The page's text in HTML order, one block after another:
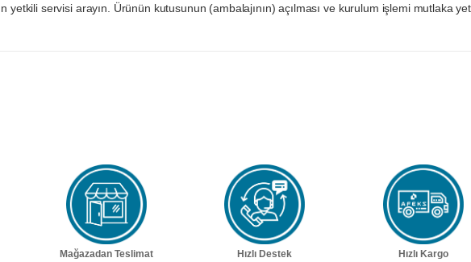
yetkili servisi arayın. Ürünün kutusunun (ambalajının) açılması ve kurulum işlemi mutlaka
Mağazadan Teslimat
Hızlı Destek
Hızlı Kargo